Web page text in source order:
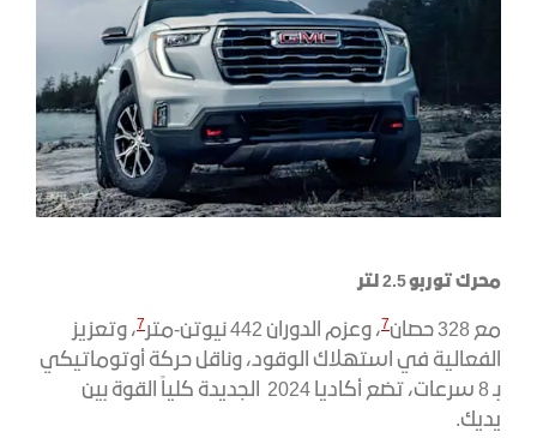
محرك توربو 2.5 لتر
مع 328 حصان 7، وعزم الدوران 442 نيوتن-متر 7، وتعزيز
الفعالية في استهلاك الوقود، وناقل حركة أوتوماتيكي
بـ 8 سرعات، تضع أكاديا 2024 الجديدة كلياً القوة بين
يديك.